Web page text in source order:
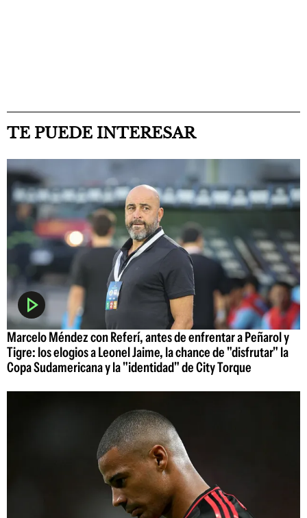
TE PUEDE INTERESAR
Marcelo Méndez con Referí, antes de enfrentar a Peñarol y
Tigre: los elogios a Leonel Jaime, la chance de "disfrutar" la
Copa Sudamericana y la "identidad" de City Torque